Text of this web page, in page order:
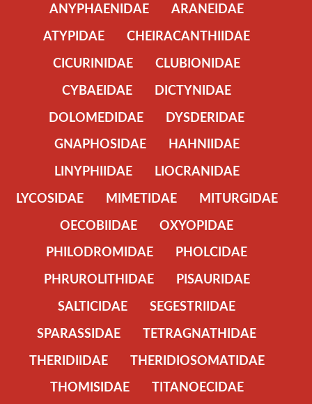
ANYPHAENIDAE
ARANEIDAE
ATYPIDAE
CHEIRACANTHIIDAE
CICURINIDAE
CLUBIONIDAE
CYBAEIDAE
DICTYNIDAE
DOLOMEDIDAE
DYSDERIDAE
GNAPHOSIDAE
HAHNIIDAE
LINYPHIIDAE
LIOCRANIDAE
LYCOSIDAE
MIMETIDAE
MITURGIDAE
OECOBIIDAE
OXYOPIDAE
PHILODROMIDAE
PHOLCIDAE
PHRUROLITHIDAE
PISAURIDAE
SALTICIDAE
SEGESTRIIDAE
SPARASSIDAE
TETRAGNATHIDAE
THERIDIIDAE
THERIDIOSOMATIDAE
THOMISIDAE
TITANOECIDAE